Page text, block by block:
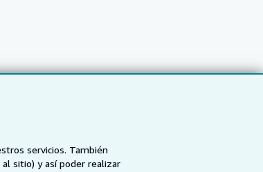
servicios. También
sitio) y así poder realizar